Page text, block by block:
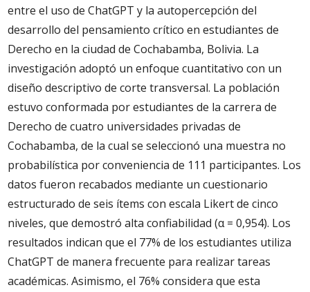
entre el uso de ChatGPT y la autopercepción del
desarrollo del pensamiento crítico en estudiantes de
Derecho en la ciudad de Cochabamba, Bolivia. La
investigación adoptó un enfoque cuantitativo con un
diseño descriptivo de corte transversal. La población
estuvo conformada por estudiantes de la carrera de
Derecho de cuatro universidades privadas de
Cochabamba, de la cual se seleccionó una muestra no
probabilística por conveniencia de 111 participantes. Los
datos fueron recabados mediante un cuestionario
estructurado de seis ítems con escala Likert de cinco
niveles, que demostró alta confiabilidad (α = 0,954). Los
resultados indican que el 77% de los estudiantes utiliza
ChatGPT de manera frecuente para realizar tareas
académicas. Asimismo, el 76% considera que esta